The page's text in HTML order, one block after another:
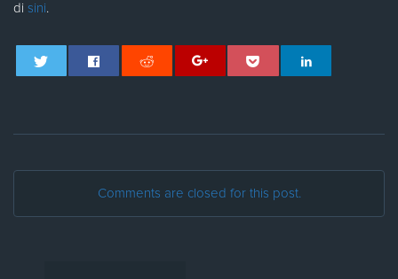
di sini.
Comments are closed for this post.